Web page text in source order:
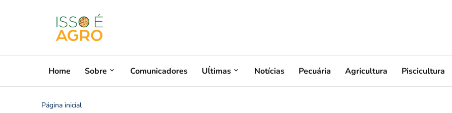
Home Sobre Comunicadores Uĺtimas Notícias Pecuária Agricultura Piscicultura
Página inicial